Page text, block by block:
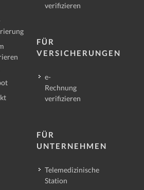
verifizieren
FÜR
VERSICHERUNGEN
e-
Rechnung
verifizieren
FÜR
UNTERNEHMEN
Telemedizinische
Station